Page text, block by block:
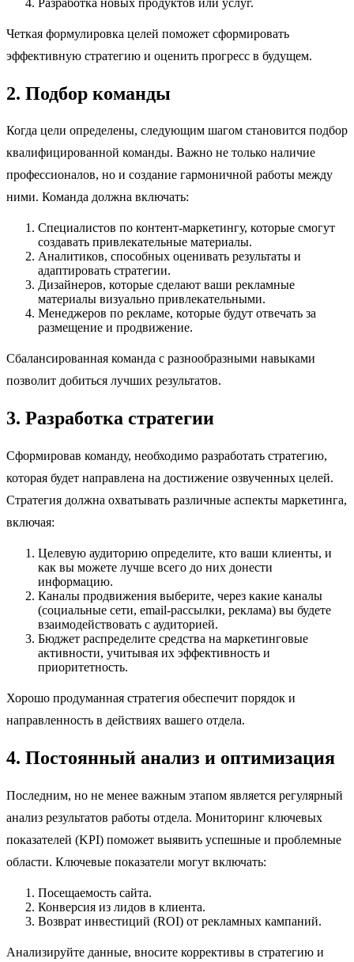
Четкая формулировка целей поможет сформировать
эффективную стратегию и оценить прогресс в будущем.
2. Подбор команды
Когда цели определены, следующим шагом становится подбор
квалифицированной команды. Важно не только наличие
профессионалов, но и создание гармоничной работы между
ними. Команда должна включать:
Специалистов по контент-маркетингу, которые смогут
создавать привлекательные материалы.
Аналитиков, способных оценивать результаты и
адаптировать стратегии.
Дизайнеров, которые сделают ваши рекламные
материалы визуально привлекательными.
Менеджеров по рекламе, которые будут отвечать за
размещение и продвижение.
Сбалансированная команда с разнообразными навыками
позволит добиться лучших результатов.
3. Разработка стратегии
Сформировав команду, необходимо разработать стратегию,
которая будет направлена на достижение озвученных целей.
Стратегия должна охватывать различные аспекты маркетинга,
включая:
Целевую аудиторию определите, кто ваши клиенты, и
как вы можете лучше всего до них донести
информацию.
Каналы продвижения выберите, через какие каналы
(социальные сети, email-рассылки, реклама) вы будете
взаимодействовать с аудиторией.
Бюджет распределите средства на маркетинговые
активности, учитывая их эффективность и
приоритетность.
Хорошо продуманная стратегия обеспечит порядок и
направленность в действиях вашего отдела.
4. Постоянный анализ и оптимизация
Последним, но не менее важным этапом является регулярный
анализ результатов работы отдела. Мониторинг ключевых
показателей (KPI) поможет выявить успешные и проблемные
области. Ключевые показатели могут включать:
Посещаемость сайта.
Конверсия из лидов в клиента.
Возврат инвестиций (ROI) от рекламных кампаний.
Анализируйте данные, вносите коррективы в стратегию и